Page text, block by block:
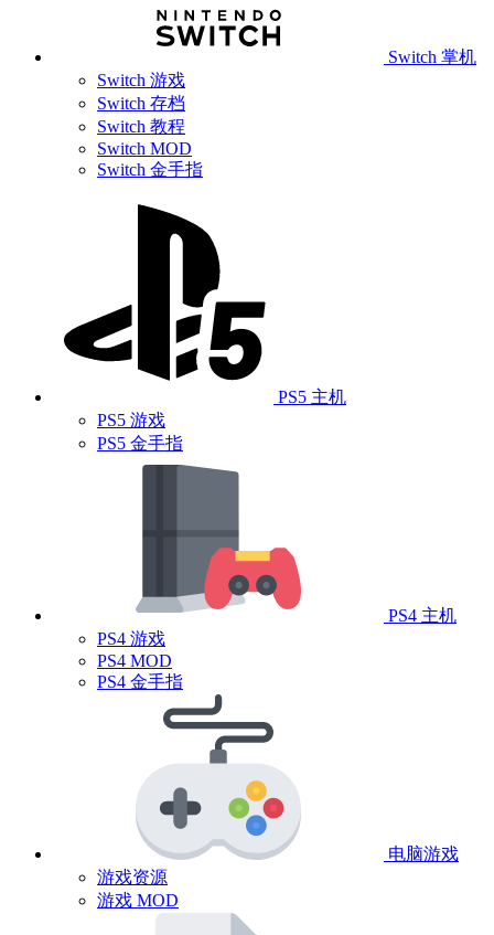
Switch 掌机
Switch 游戏
Switch 存档
Switch 教程
Switch MOD
Switch 金手指
PS5 主机
PS5 游戏
PS5 金手指
PS4 主机
PS4 游戏
PS4 MOD
PS4 金手指
电脑游戏
游戏资源
游戏 MOD